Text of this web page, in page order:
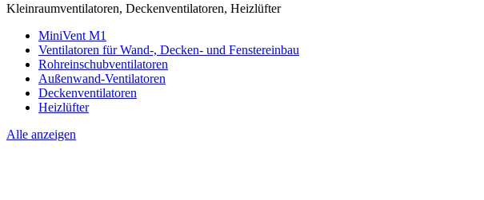
Kleinraumventilatoren, Deckenventilatoren, Heizlüfter
MiniVent M1
Ventilatoren für Wand-, Decken- und Fenstereinbau
Rohreinschubventilatoren
Außenwand-Ventilatoren
Deckenventilatoren
Heizlüfter
Alle anzeigen